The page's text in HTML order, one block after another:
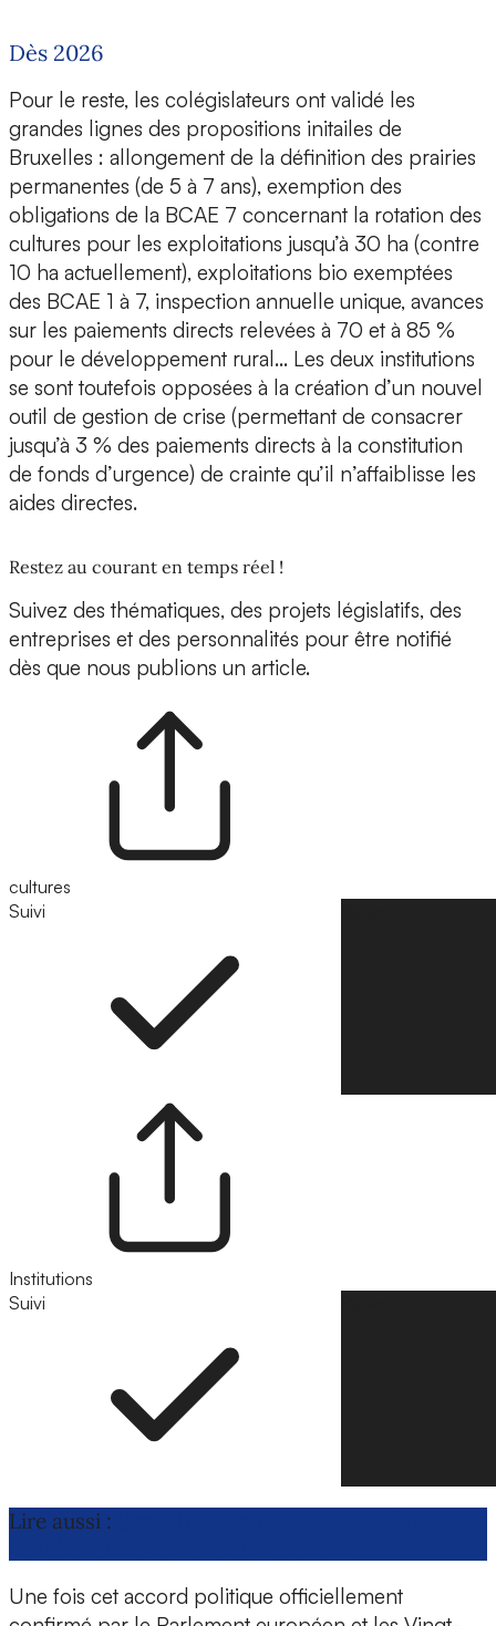
Dès 2026
Pour le reste, les colégislateurs ont validé les
grandes lignes des propositions initailes de
Bruxelles : allongement de la définition des prairies
permanentes (de 5 à 7 ans), exemption des
obligations de la BCAE 7 concernant la rotation des
cultures pour les exploitations jusqu’à 30 ha (contre
10 ha actuellement), exploitations bio exemptées
des BCAE 1 à 7, inspection annuelle unique, avances
sur les paiements directs relevées à 70 et à 85 %
pour le développement rural… Les deux institutions
se sont toutefois opposées à la création d’un nouvel
outil de gestion de crise (permettant de consacrer
jusqu’à 3 % des paiements directs à la constitution
de fonds d’urgence) de crainte qu’il n’affaiblisse les
aides directes.
Restez au courant en temps réel !
Suivez des thématiques, des projets législatifs, des
entreprises et des personnalités pour être notifié
dès que nous publions un article.
cultures
Suivi
Institutions
Suivi
Lire aussi :
Une fois cet accord politique officiellement